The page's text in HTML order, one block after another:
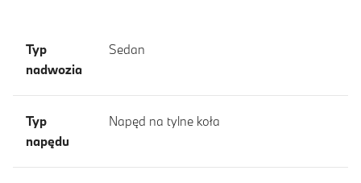
Typ
nadwozia
Sedan
Typ
napędu
Napęd na tylne koła